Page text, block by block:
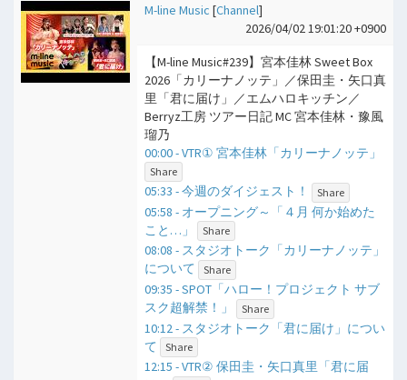
M-line Music [Channel]
2026/04/02 19:01:20 +0900
【M-line Music#239】宮本佳林 Sweet Box
2026「カリーナノッテ」／保田圭・矢口真
里「君に届け」／エムハロキッチン／
Berryz工房 ツアー日記 MC 宮本佳林・豫風
瑠乃
00:00 - VTR① 宮本佳林「カリーナノッテ」
Share
05:33 - 今週のダイジェスト！ Share
05:58 - オープニング～「４月 何か始めた
こと…」
Share
08:08 - スタジオトーク「カリーナノッテ」
について
Share
09:35 - SPOT「ハロー！プロジェクト サブ
スク超解禁！」
Share
10:12 - スタジオトーク「君に届け」につい
て
Share
12:15 - VTR② 保田圭・矢口真里「君に届